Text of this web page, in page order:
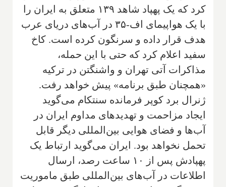
کرد که یک پهپاد شاهد ۱۳۹ متعلق به ایران را
با یک هواپیمای اف-۳۵ در آب‌های دریای عرب
هدف قرار داده و سرنگون کرده است. کاخ
سفید اعلام کرد که حتی با این حمله،
مذاکرات آتی تهران و واشنگتن در ترکیه
«همچنان طبق برنامه» پیش خواهد رفت.
ژنرال برد کوپر فرمانده سنتکام می‌گوید
ایجاد مزاحمت و تهدیدهای مداوم ایران در
آب‌ها و فضای هوایی بین‌المللی دیگر قابل
تحمل نخواهد بود. ایران می‌گوید ارتباط یک
پهپادش پس از ۱۰ ساعت رصد، ارسال
اطلاعات در آب‌های بین‌المللی طبق ماموریت